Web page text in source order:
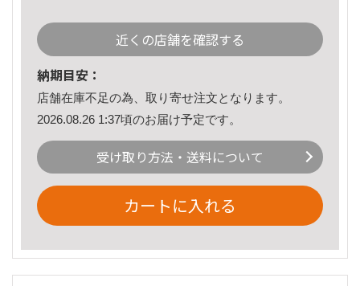
近くの店舗を確認する
納期目安：
店舗在庫不足の為、取り寄せ注文となります。
2026.08.26 1:37頃のお届け予定です。
受け取り方法・送料について
カートに入れる